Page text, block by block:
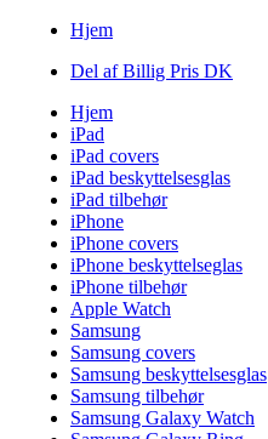
Hjem
Del af Billig Pris DK
Hjem
iPad
iPad covers
iPad beskyttelsesglas
iPad tilbehør
iPhone
iPhone covers
iPhone beskyttelseglas
iPhone tilbehør
Apple Watch
Samsung
Samsung covers
Samsung beskyttelsesglas
Samsung tilbehør
Samsung Galaxy Watch